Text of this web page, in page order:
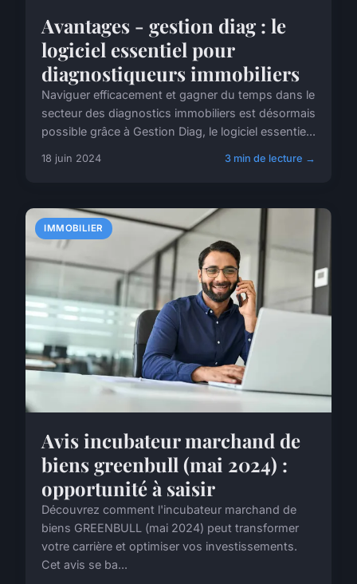
Avantages - gestion diag : le
logiciel essentiel pour
diagnostiqueurs immobiliers
Naviguer efficacement et gagner du temps dans le
secteur des diagnostics immobiliers est désormais
possible grâce à Gestion Diag, le logiciel essentie...
18 juin 2024 3 min de lecture →
IMMOBILIER
Avis incubateur marchand de
biens greenbull (mai 2024) :
opportunité à saisir
Découvrez comment l'incubateur marchand de
biens GREENBULL (mai 2024) peut transformer
votre carrière et optimiser vos investissements.
Cet avis se ba...